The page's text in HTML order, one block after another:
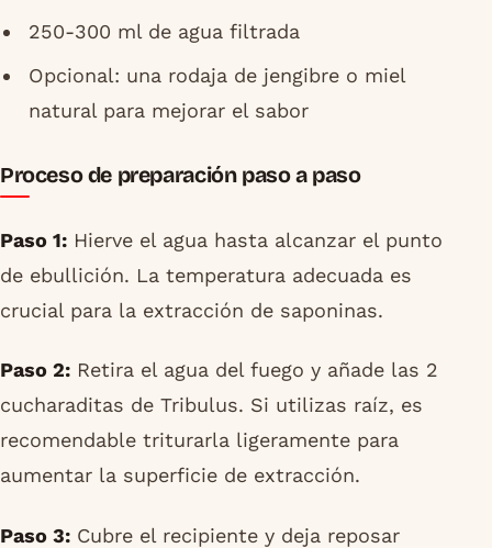
250-300 ml de agua filtrada
Opcional: una rodaja de jengibre o miel
natural para mejorar el sabor
Proceso de preparación paso a paso
Paso 1: Hierve el agua hasta alcanzar el punto
de ebullición. La temperatura adecuada es
crucial para la extracción de saponinas.
Paso 2: Retira el agua del fuego y añade las 2
cucharaditas de Tribulus. Si utilizas raíz, es
recomendable triturarla ligeramente para
aumentar la superficie de extracción.
Paso 3: Cubre el recipiente y deja reposar